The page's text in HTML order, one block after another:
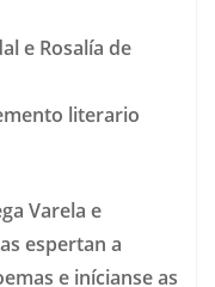
e Rosalía de
literario
Varela e
espertan a
e inícianse as